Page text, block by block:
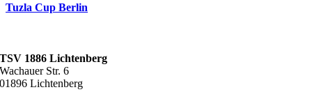
Tuzla Cup Berlin
TSV 1886 Lichtenberg
Wachauer Str. 6
01896 Lichtenberg